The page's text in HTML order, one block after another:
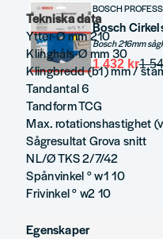
BOSCH
1
1 432 kr
Tekniska data
Ytter-Ø mm 210
Klinghåls-Ø mm 30
Klingbredd (b1) mm /
Tandantal 6
Tandform TCG
Max. rotationshastighet
Sågresultat Grova snitt
NL/Ø TKS 2/7/42
Spånvinkel ° w1 10
Frivinkel ° w2 10
Egenskaper